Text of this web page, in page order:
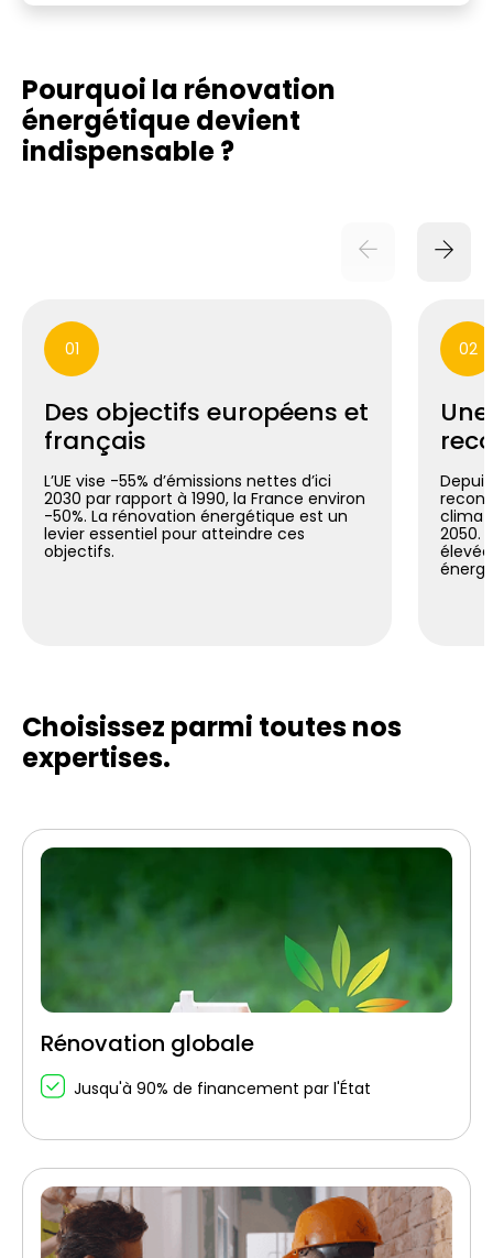
Pourquoi la rénovation
énergétiquedevient
indispensable ?
01
Des objectifs européens et
français
L’UE vise -55% d’émissions nettes d’ici
2030 par rapport à 1990, la France environ
-50%. La rénovation énergétique est un
levier essentiel pour atteindre ces
objectifs.
02
2050.
Choisissez parmi toutesnos
expertises.
Rénovation globale
Jusqu'à 90% de financement par l'État